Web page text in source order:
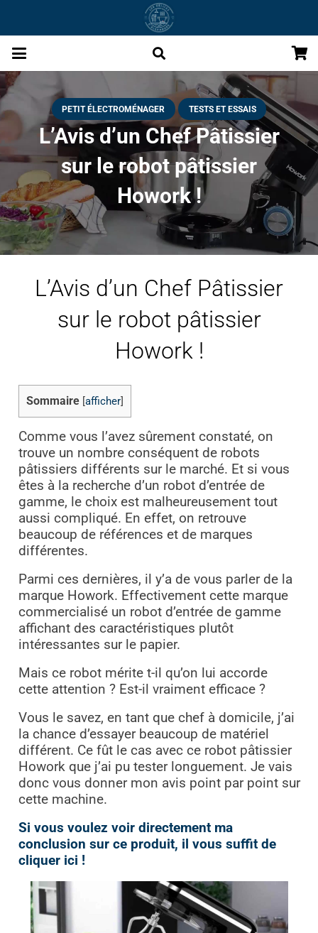
PETIT ÉLECTROMÉNAGER TESTS ET ESSAIS
L’Avis d’un Chef Pâtissier
sur le robot pâtissier
Howork !
L’Avis d’un Chef Pâtissier
sur le robot pâtissier
Howork !
Sommaire afficher]
Comme vous l’avez sûrement constaté, on
trouve un nombre conséquent de robots
pâtissiers différents sur le marché. Et si vous
êtes à la recherche d’un robot d’entrée de
gamme, le choix est malheureusement tout
aussi compliqué. En effet, on retrouve
beaucoup de références et de marques
différentes.
Parmi ces dernières, il y’a de vous parler de la
marque Howork. Effectivement cette marque
commercialisé un robot d’entrée de gamme
affichant des caractéristiques plutôt
intéressantes sur le papier.
Mais ce robot mérite t-il qu’on lui accorde
cette attention ? Est-il vraiment efficace ?
Vous le savez, en tant que chef à domicile, j’ai
la chance d’essayer beaucoup de matériel
différent. Ce fût le cas avec ce robot pâtissier
Howork que j’ai pu tester longuement. Je vais
donc vous donner mon avis point par point sur
cette machine.
Si vous voulez voir directement ma
conclusion sur ce produit, il vous suffit de
cliquer ici !